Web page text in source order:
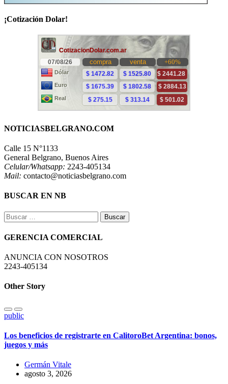
¡Cotización Dolar!
NOTICIASBELGRANO.COM
Calle 15 N°1133
General Belgrano, Buenos Aires
Celular/Whatsapp: 2243-405134
Mail: contacto@noticiasbelgrano.com
BUSCAR EN NB
Buscar:
GERENCIA COMERCIAL
ANUNCIA CON NOSOTROS
2243-405134
Other Story
public
Los beneficios de registrarte en CalitoroBet Argentina: bonos,
juegos y más
Germán Vitale
agosto 3, 2026